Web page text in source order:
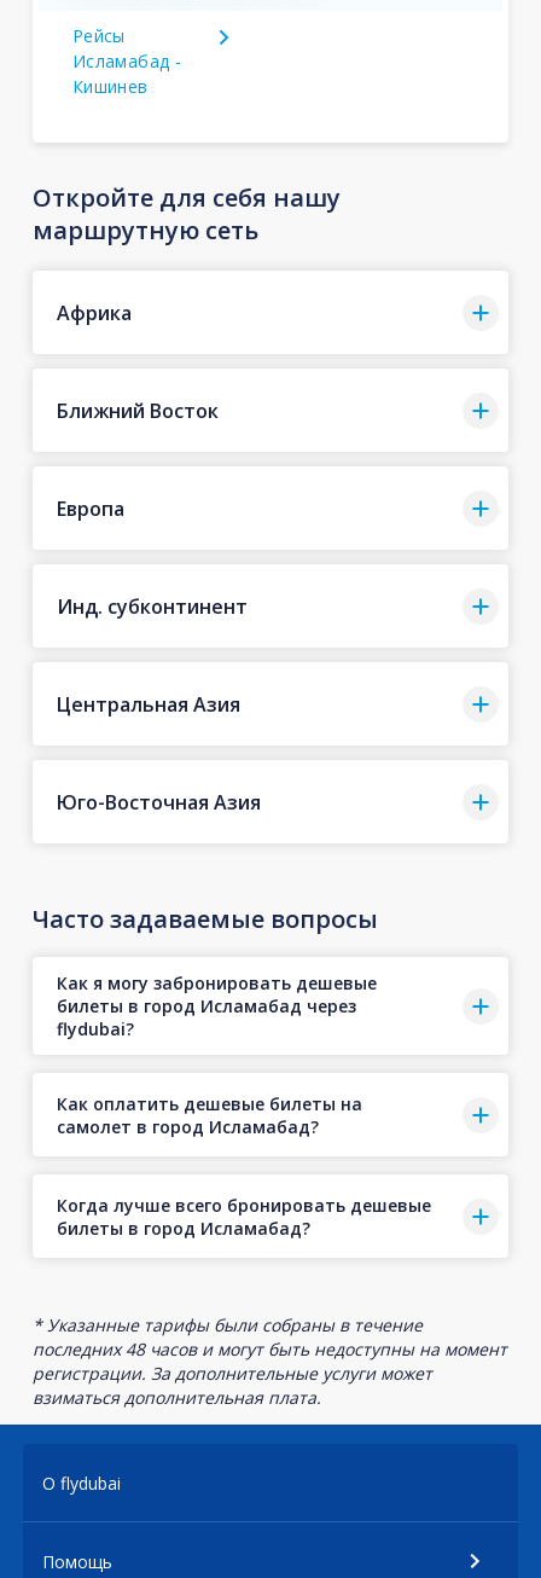
Рейсы
Исламабад -
Кишинев
Откройте для себя нашу
маршрутную сеть
Африка
Ближний Восток
Европа
Инд. субконтинент
Центральная Азия
Юго-Восточная Азия
Часто задаваемые вопросы
Как я могу забронировать дешевые
билеты в город Исламабад через
flydubai?
Как оплатить дешевые билеты на
самолет в город Исламабад?
Когда лучше всего бронировать дешевые
билеты в город Исламабад?
* Указанные тарифы были собраны в течение
последних 48 часов и могут быть недоступны на момент
регистрации. За дополнительные услуги может
взиматься дополнительная плата.
О flydubai
Помощь